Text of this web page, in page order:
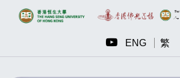
ENG 繁